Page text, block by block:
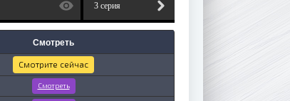
3 серия
Смотреть
Смотрите сейчас
Смотреть